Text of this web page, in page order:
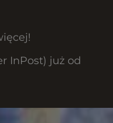
InPost) już od